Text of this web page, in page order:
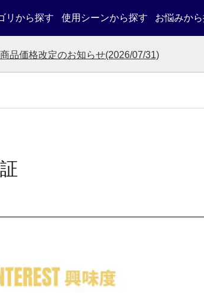
リから探す 使用シーンから探す お悩みか
品価格改定のお知らせ(2026/07/31)